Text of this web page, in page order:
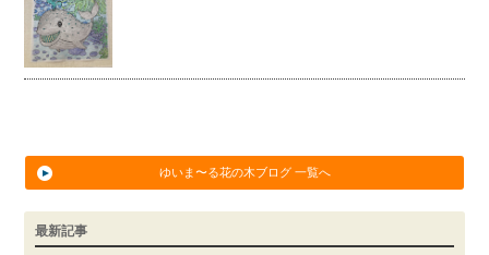
ゆいま〜る花の木ブログ 一覧へ
最新記事